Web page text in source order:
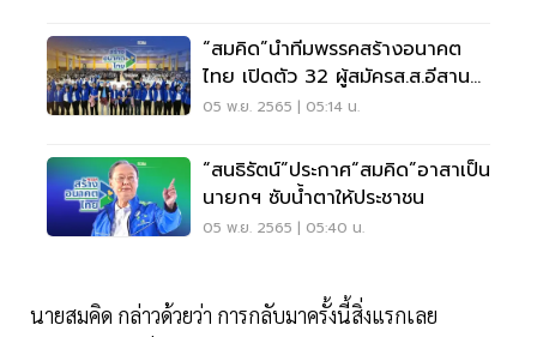
“สมคิด”นำทีมพรรคสร้างอนาคต
ไทย เปิดตัว 32 ผู้สมัครส.ส.อีสาน
12 จังหวัด
05 พ.ย. 2565 | 05:14 น.
“สนธิรัตน์”ประกาศ“สมคิด”อาสาเป็น
นายกฯ ซับน้ำตาให้ประชาชน
05 พ.ย. 2565 | 05:40 น.
นายสมคิด กล่าวด้วยว่า การกลับมาครั้งนี้สิ่งแรกเลย